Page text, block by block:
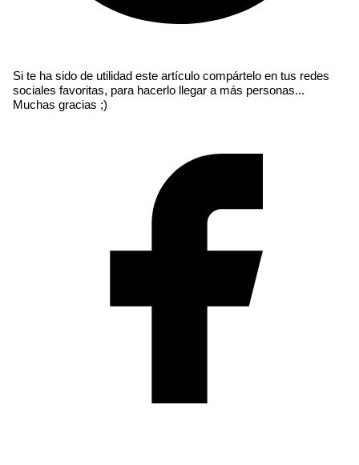
Si te ha sido de utilidad este artículo compártelo en tus redes
sociales favoritas, para hacerlo llegar a más personas...
Muchas gracias ;)